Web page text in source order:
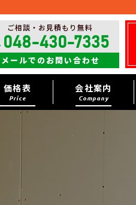
ご相談・お見積もり無料
048-430-7335
メールでのお問い合わせ
価格表
Price
会社案内
Company